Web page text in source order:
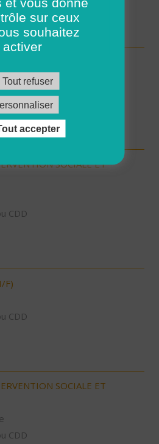
(H/F)
CDD
SOCIALE ET
CDD
F)
CDD
SOCIALE ET
CDD
sur ceux
souhaitez
activer
Tout refuser
accepter